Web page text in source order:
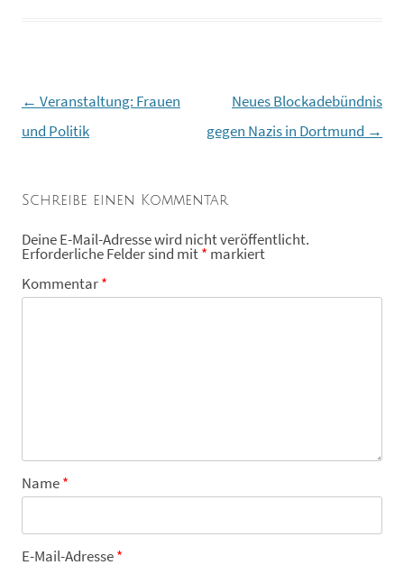
Beitragsnavigation
← Veranstaltung: Frauen
und Politik
Neues Blockadebündnis
gegen Nazis in Dortmund →
Schreibe einen Kommentar
Deine E-Mail-Adresse wird nicht veröffentlicht.
Erforderliche Felder sind mit* markiert
Kommentar*
Name*
E-Mail-Adresse*